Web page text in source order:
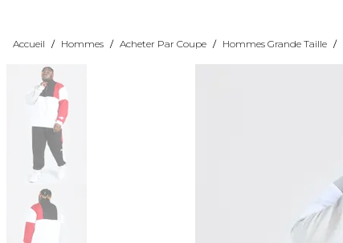
Accueil / Hommes / Acheter Par Coupe / Hommes Grande Taille /